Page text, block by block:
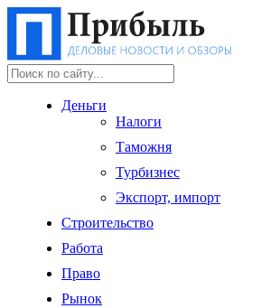
Деньги
Налоги
Таможня
Турбизнес
Экспорт, импорт
Строительство
Работа
Право
Рынок